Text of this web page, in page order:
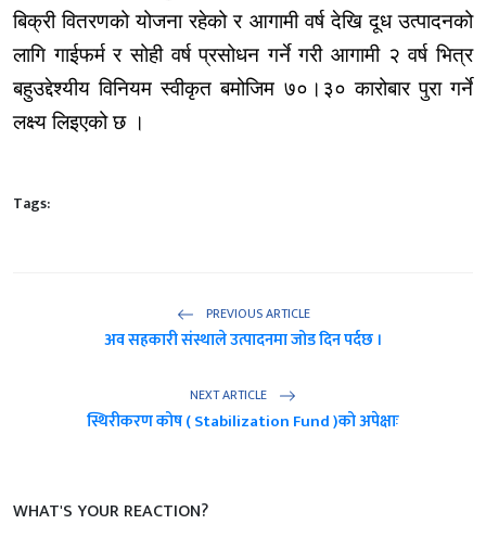
बिक्रीवितरणको योजना रहेको र आगामी वर्ष देखिदूधउत्पादनको
लागिगाईफर्मर सोही वर्ष प्रसोधन गर्ने गरी आगामी २ वर्ष भित्र
बहुउद्देश्यीय विनियम स्वीकृतबमोजिम ७०।३० कारोबारपुरा गर्ने
लक्ष्य लिइएको छ ।
Tags:
PREVIOUS ARTICLE
अव सहकारी संस्थाले उत्पादनमा जोड दिन पर्दछ ।
NEXT ARTICLE
स्थिरीकरण कोष ( Stabilization Fund )को अपेक्षाः
WHAT'S YOUR REACTION?